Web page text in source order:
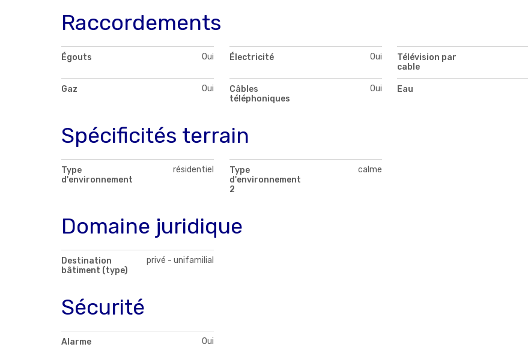
Raccordements
Égouts Oui Électricité Oui
Télévision par
cable
Gaz Oui
Câbles
téléphoniques
Oui Eau
Spécificités terrain
Type
d'environnement
résidentiel
Type
d'environnement
2
calme
Domaine juridique
Destination
bâtiment (type)
privé - unifamilial
Sécurité
Alarme Oui